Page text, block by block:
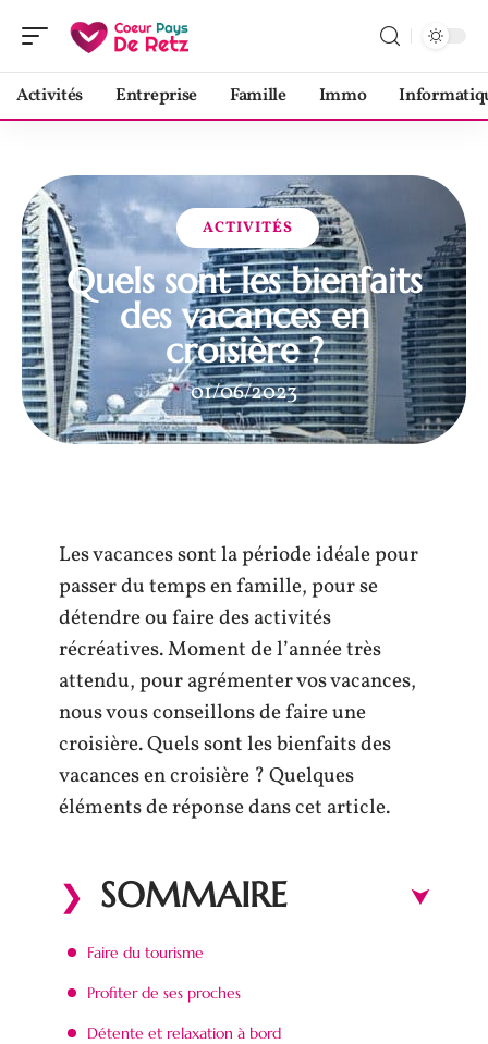
Activités Entreprise Famille Immo
ACTIVITÉS
Quels sont les bienfaits
des vacances en
croisière ?
01/06/2023
Les vacances sont la période idéale pour
passer du temps en famille, pour se
détendre ou faire des activités
récréatives. Moment de l’année très
attendu, pour agrémenter vos vacances,
nous vous conseillons de faire une
croisière. Quels sont les bienfaits des
vacances en croisière ? Quelques
éléments de réponse dans cet article.
SOMMAIRE
Faire du tourisme
Profiter de ses proches
Détente et relaxation à bord